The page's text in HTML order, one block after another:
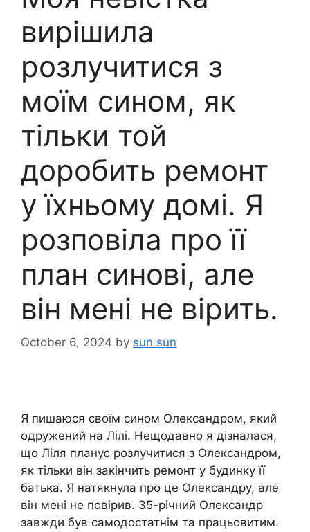
вирішила
розлучитися з
моїм сином, як
тільки той
доробить ремонт
у їхньому домі. Я
розповіла про її
план синові, але
він мені не вірить.
October 6, 2024 by sun sun
Я пишаюся своїм сином Олександром, який
одружений на Лілі. Нещодавно я дізналася,
що Ліля планує розлучитися з Олександром,
як тільки він закінчить ремонт у будинку її
батька. Я натякнула про це Олександру, але
він мені не повірив. 35-річний Олександр
завжди був самодостатнім та працьовитим.